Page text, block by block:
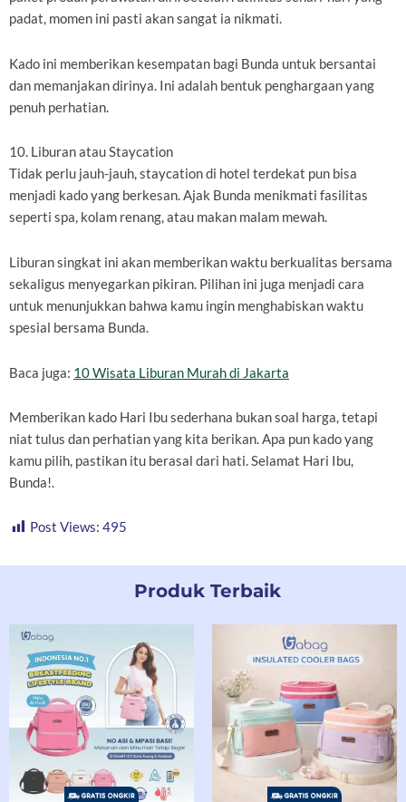
padat, momen ini pasti akan sangat ia nikmati.
Kado ini memberikan kesempatan bagi Bunda untuk bersantai
dan memanjakan dirinya. Ini adalah bentuk penghargaan yang
penuh perhatian.
10. Liburan atau Staycation
Tidak perlu jauh-jauh, staycation di hotel terdekat pun bisa
menjadi kado yang berkesan. Ajak Bunda menikmati fasilitas
seperti spa, kolam renang, atau makan malam mewah.
Liburan singkat ini akan memberikan waktu berkualitas bersama
sekaligus menyegarkan pikiran. Pilihan ini juga menjadi cara
untuk menunjukkan bahwa kamu ingin menghabiskan waktu
spesial bersama Bunda.
Baca juga: 10 Wisata Liburan Murah di Jakarta
Memberikan kado Hari Ibu sederhana bukan soal harga, tetapi
niat tulus dan perhatian yang kita berikan. Apa pun kado yang
kamu pilih, pastikan itu berasal dari hati. Selamat Hari Ibu,
Bunda!.
Post Views: 495
Produk Terbaik